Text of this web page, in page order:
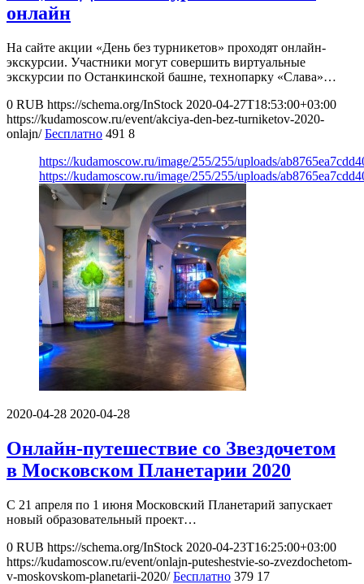
онлайн
На сайте акции «День без турникетов» проходят онлайн-
экскурсии. Участники могут совершить виртуальные
экскурсии по Останкинской башне, технопарку «Слава»…
0 RUB https://schema.org/InStock 2020-04-27T18:53:00+03:00
https://kudamoscow.ru/event/akciya-den-bez-turniketov-2020-
onlajn/ Бесплатно 491 8
https://kudamoscow.ru/image/255/255/uploads/
https://kudamoscow.ru/image/255/255/uploads/
2020-04-28 2020-04-28
Онлайн-путешествие со Звездочетом
в Московском Планетарии 2020
С 21 апреля по 1 июня Московский Планетарий запускает
новый образовательный проект…
0 RUB https://schema.org/InStock 2020-04-23T16:25:00+03:00
https://kudamoscow.ru/event/onlajn-puteshestvie-so-zvezdochetom-
v-moskovskom-planetarii-2020/ Бесплатно 379 17